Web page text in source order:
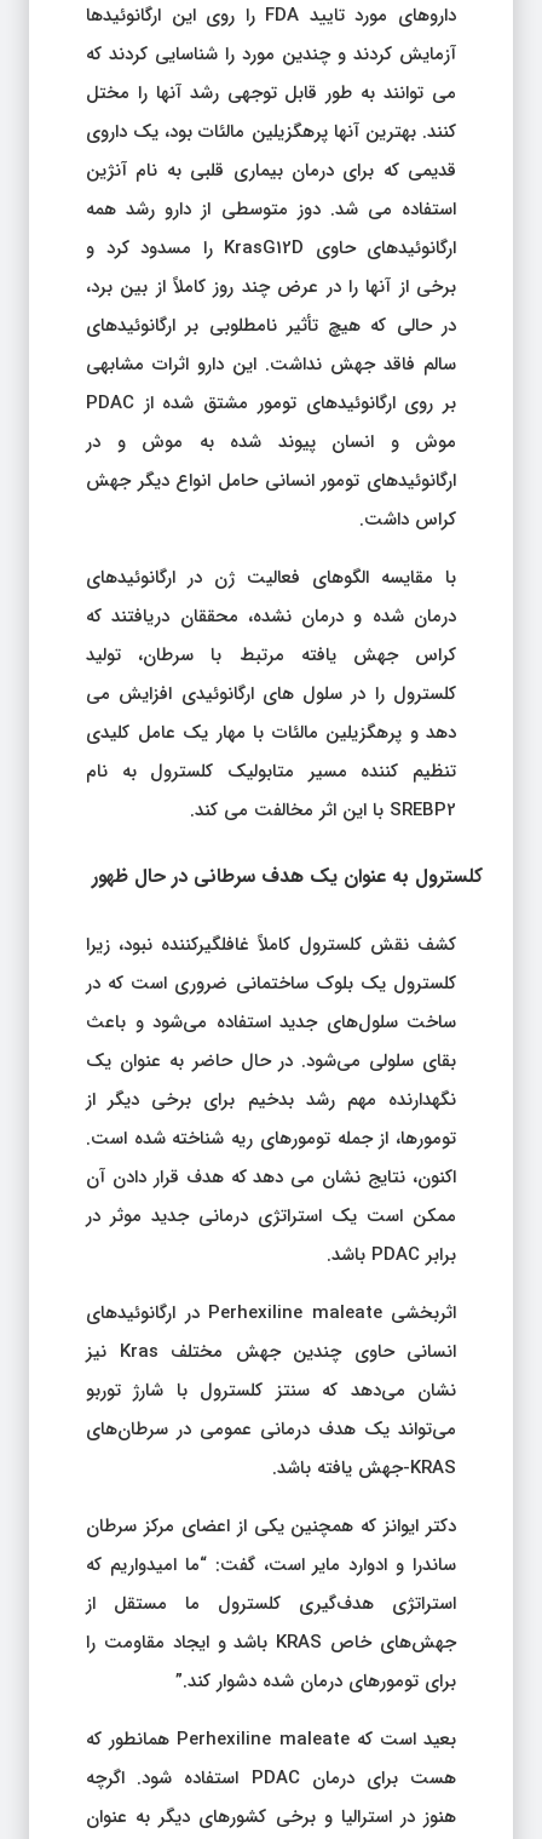
داروهای مورد تایید FDA را روی این ارگانوئیدها
آزمایش کردند و چندین مورد را شناسایی کردند که
می توانند به طور قابل توجهی رشد آنها را مختل
کنند. بهترین آنها پرهگزیلین مالئات بود، یک داروی
قدیمی که برای درمان بیماری قلبی به نام آنژین
استفاده می شد. دوز متوسطی از دارو رشد همه
ارگانوئیدهای حاوی KrasG12D را مسدود کرد و
برخی از آنها را در عرض چند روز کاملاً از بین برد،
در حالی که هیچ تأثیر نامطلوبی بر ارگانوئیدهای
سالم فاقد جهش نداشت. این دارو اثرات مشابهی
بر روی ارگانوئیدهای تومور مشتق شده از PDAC
موش و انسان پیوند شده به موش و در
ارگانوئیدهای تومور انسانی حامل انواع دیگر جهش
کراس داشت.
با مقایسه الگوهای فعالیت ژن در ارگانوئیدهای
درمان شده و درمان نشده، محققان دریافتند که
کراس جهش یافته مرتبط با سرطان، تولید
کلسترول را در سلول های ارگانوئیدی افزایش می
دهد و پرهگزیلین مالئات با مهار یک عامل کلیدی
تنظیم کننده مسیر متابولیک کلسترول به نام
SREBP2 با این اثر مخالفت می کند.
کلسترول به عنوان یک هدف سرطانی در حال ظهور
کشف نقش کلسترول کاملاً غافلگیرکننده نبود، زیرا
کلسترول یک بلوک ساختمانی ضروری است که در
ساخت سلول‌های جدید استفاده می‌شود و باعث
بقای سلولی می‌شود. در حال حاضر به عنوان یک
نگهدارنده مهم رشد بدخیم برای برخی دیگر از
تومورها، از جمله تومورهای ریه شناخته شده است.
اکنون، نتایج نشان می دهد که هدف قرار دادن آن
ممکن است یک استراتژی درمانی جدید موثر در
برابر PDAC باشد.
اثربخشی Perhexiline maleate در ارگانوئیدهای
انسانی حاوی چندین جهش مختلف Kras نیز
نشان می‌دهد که سنتز کلسترول با شارژ توربو
می‌تواند یک هدف درمانی عمومی در سرطان‌های
KRAS-جهش یافته باشد.
دکتر ایوانز که همچنین یکی از اعضای مرکز سرطان
ساندرا و ادوارد مایر است، گفت: “ما امیدواریم که
استراتژی هدف‌گیری کلسترول ما مستقل از
جهش‌های خاص KRAS باشد و ایجاد مقاومت را
برای تومورهای درمان شده دشوار کند.”
بعید است که Perhexiline maleate همانطور که
هست برای درمان PDAC استفاده شود. اگرچه
هنوز در استرالیا و برخی کشورهای دیگر به عنوان